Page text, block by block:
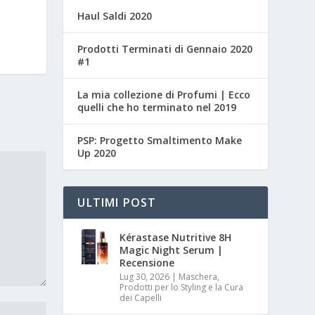
Haul Saldi 2020
Prodotti Terminati di Gennaio 2020
#1
La mia collezione di Profumi | Ecco
quelli che ho terminato nel 2019
PSP: Progetto Smaltimento Make
Up 2020
ULTIMI POST
Kérastase Nutritive 8H
Magic Night Serum |
Recensione
Lug 30, 2026 | Maschera,
Prodotti per lo Styling e la Cura
dei Capelli